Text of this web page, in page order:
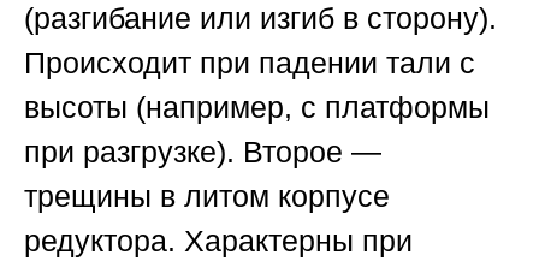
(разгибание или изгиб в сторону).
Происходит при падении тали с
высоты (например, с платформы
при разгрузке). Второе —
трещины в литом корпусе
редуктора. Характерны при